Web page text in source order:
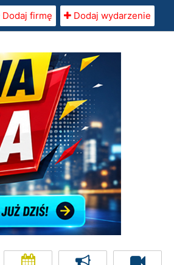
Dodaj firmę Dodaj wydarzenie